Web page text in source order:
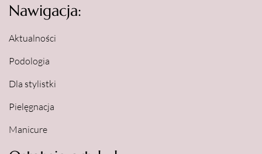
Nawigacja:
Aktualności
Podologia
Dla stylistki
Pielęgnacja
Manicure